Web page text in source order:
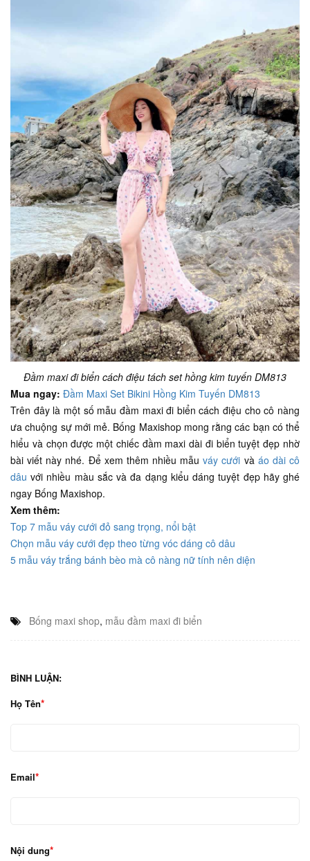
Đầm maxi đi biển cách điệu tách set hồng kim tuyến DM813
Mua ngay: Đầm Maxi Set Bikini Hồng Kim Tuyến DM813
Trên đây là một số mẫu đầm maxi đi biển cách điệu cho cô nàng
ưa chuộng sự mới mẻ. Bống Maxishop mong rằng các bạn có thể
hiểu và chọn được một chiếc đầm maxi dài đi biển tuyệt đẹp nhờ
bài viết này nhé. Để xem thêm nhiều mẫuváy cưới và áo dài cô
dâu với nhiều màu sắc và đa dạng kiểu dáng tuyệt đẹp hãy ghé
ngay Bống Maxishop.
Xem thêm:
Top 7 mẫu váy cưới đỏ sang trọng, nổi bật
Chọn mẫu váy cưới đẹp theo từng vóc dáng cô dâu
5 mẫu váy trắng bánh bèo mà cô nàng nữ tính nên diện
Bống maxi shop, mẫu đầm maxi đi biển
BÌNH LUẬN:
Họ Tên
Email
Nội dung